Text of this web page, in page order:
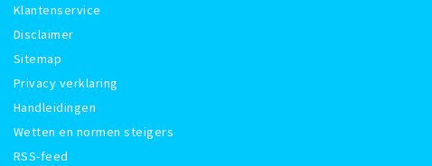
Klantenservice
Disclaimer
Sitemap
Privacy verklaring
Handleidingen
Wetten en normen steigers
RSS-feed